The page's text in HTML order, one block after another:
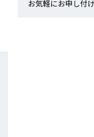
お気軽にお申し付